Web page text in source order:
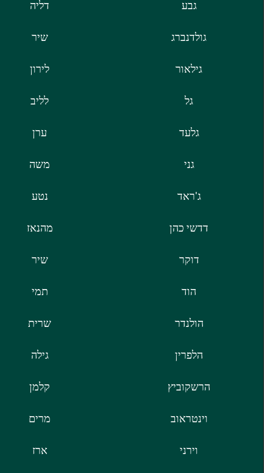
גבע דליה
גולדנברג שיר
גילאור לירון
גל לליב
גלעד ערן
גני משה
ג'ראד נטע
דדשי כהן מהנאז
דוקר שיר
הוד תמי
הולנדר שרית
הלפרין גילה
הרשקוביץ קלמן
וינטראוב מרים
וירני ארז